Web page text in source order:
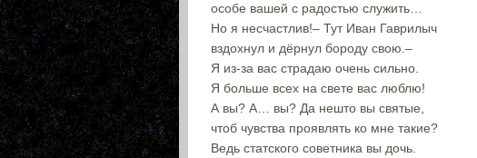
особе вашей с радостью служить…
Но я несчастлив!– Тут Иван Гаврилыч
вздохнул и дёрнул бороду свою.–
Я из-за вас страдаю очень сильно.
Я больше всех на свете вас люблю!
А вы? А… вы? Да нешто вы святые,
чтоб чувства проявлять ко мне такие?
Ведь статского советника вы дочь.